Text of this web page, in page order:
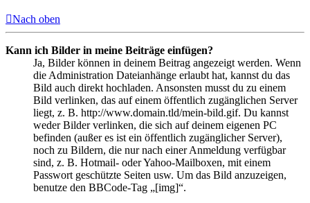
Nach oben
Kann ich Bilder in meine Beiträge einfügen?
Ja, Bilder können in deinem Beitrag angezeigt werden. Wenn
die Administration Dateianhänge erlaubt hat, kannst du das
Bild auch direkt hochladen. Ansonsten musst du zu einem
Bild verlinken, das auf einem öffentlich zugänglichen Server
liegt, z. B. http://www.domain.tld/mein-bild.gif. Du kannst
weder Bilder verlinken, die sich auf deinem eigenen PC
befinden (außer es ist ein öffentlich zugänglicher Server),
noch zu Bildern, die nur nach einer Anmeldung verfügbar
sind, z. B. Hotmail- oder Yahoo-Mailboxen, mit einem
Passwort geschützte Seiten usw. Um das Bild anzuzeigen,
benutze den BBCode-Tag „[img]“.